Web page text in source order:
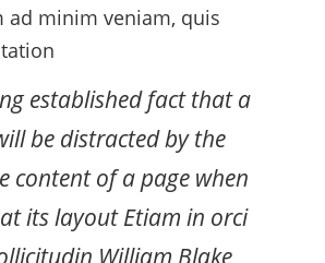
ad minim veniam, quis
established fact that a
be distracted by the
content of a page when
its layout Etiam in orci
William Blake